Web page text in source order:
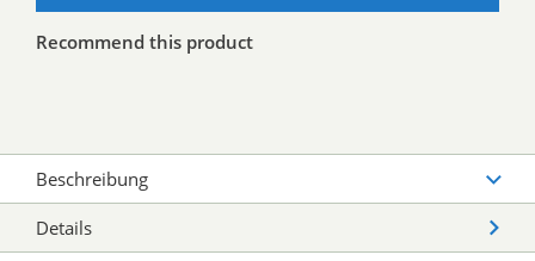
Recommend this product
Beschreibung
Details